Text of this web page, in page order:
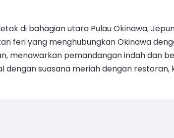
di bahagian utara Pulau Okinawa,
feri yang menghubungkan Okinawa
menawarkan pemandangan indah dan
dengan suasana meriah dengan